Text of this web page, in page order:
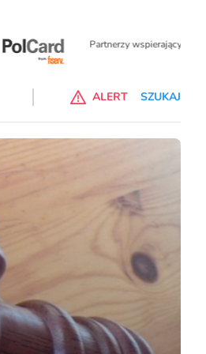
Partnerzy wspierający
Revoluta. Nowy benefit we
będzie można korzsytać za
ALERT SZUKAJ